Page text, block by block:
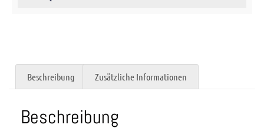
Beschreibung Zusätzliche Informationen
Beschreibung